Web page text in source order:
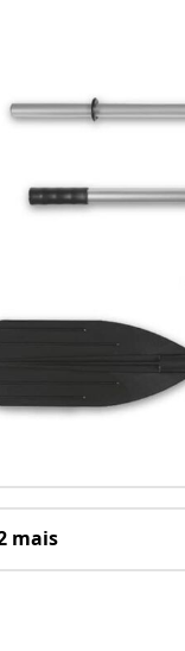
mais